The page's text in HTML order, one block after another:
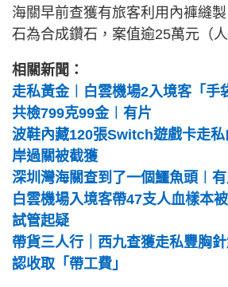
海關早前查獲有旅客利用內褲縫
石為合成鑽石，案值逾25萬元（
相關新聞：
走私黃金︱白雲機場2入境客「手
共檢799克99金︱有片
波鞋內藏120張Switch遊戲卡走
岸過關被截獲
深圳灣海關查到了一個鱷魚頭︱
白雲機場入境客帶47支人血樣本
試管起疑
帶貨三人行｜西九查獲走私豐胸
認收取「帶工費」